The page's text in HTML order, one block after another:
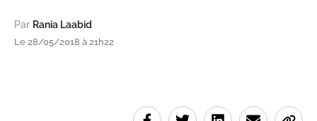
Par Rania Laabid
Le 28/05/2018 à 21h22